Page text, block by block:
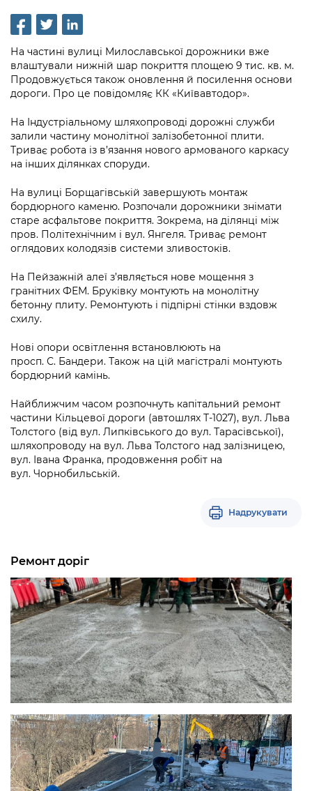
Проєкти розпоряджень, що
перебувають на погодженні КМВА
Рішення Київради
Графік роботи та прийому громадян
Вакансії
Статистика
Звернення громадян
Промисловість і наука Києва
Підприємства, установи, організації
Kyiv International Relations
Річні звіти
Гендерна політика
Безбар'єрність
Київська міська військова адміністрація
Освіта та навчальні заклади
Навколишнє середовище міста
Містобудування та земельні ділянки
Культура, спорт, дозвілля
Бізнес та ліцензування
Фінанси та бюджет
Безпека та правопорядок
Ритуальні послуги
Іноземцям / For foreigners
Пам'ятки культурної спадщини
Безбар'єрність
Міський застосунок Київ Цифровий
Важливе під час воєнного стану
Громадська експертиза
Консультації з громадськістю
Громадська рада
Петиції
Відкритий бюджет
Контактний центр
Допомога учасникам АТО
Рада з питань внутрішньо переміщених
адміністрації
«Ініціатива «Партнерство «Відкритий
Уряд» – місцевий рівень»
Важливе під час воєнного стану
Інформація з обмеженим доступом
Подати запит онлайн
Проекти нормативно-правових та
Нормативна база
Питання і відповіді про публічну
Порядок оскарження рішень, дій чи
бездіяльності розпорядників інформації
Звіти про опрацювання запитів на
Інформація для споживачів
Про відкриті дані
Портал даних Києва
Публічні дашборди
Медіагалерея
Підписатися на новини та анонси від
КМДА / Subscribe to announcements
from the KCSA
Accreditation process
Подати журналістський запит /
Submitting a media request
Зйомки в лікарнях в умовах воєнного
стану / Rules for media coverage of
hospitals at work under martial law
Контакти для медіа / Contacts for mass
media
Портал Послуг
На частині вулиці Милославської дорожники вже
влаштували нижній шар покриття площею 9 тис. кв. м.
Продовжується також оновлення й посилення основи
дороги. Про це повідомляє КК «Київавтодор».
На Індустріальному шляхопроводі дорожні служби
залили частину монолітної залізобетонної плити.
Триває робота із в’язання нового армованого каркасу
на інших ділянках споруди.
На вулиці Борщагівській завершують монтаж
бордюрного каменю. Розпочали дорожники знімати
старе асфальтове покриття. Зокрема, на ділянці між
пров. Політехнічним і вул. Янгеля. Триває ремонт
оглядових колодязів системи зливостоків.
На Пейзажній алеї з’являється нове мощення з
гранітних ФЕМ. Бруківку монтують на монолітну
бетонну плиту. Ремонтують і підпірні стінки вздовж
схилу.
Нові опори освітлення встановлюють на
просп. С. Бандери. Також на цій магістралі монтують
бордюрний камінь.
Найближчим часом розпочнуть капітальний ремонт
частини Кільцевої дороги (автошлях Т-1027), вул. Льва
Толстого (від вул. Липківського до вул. Тарасівської),
шляхопроводу на вул. Льва Толстого над залізницею,
вул. Івана Франка, продовження робіт на
вул. Чорнобильській.
Надрукувати
Ремонт доріг